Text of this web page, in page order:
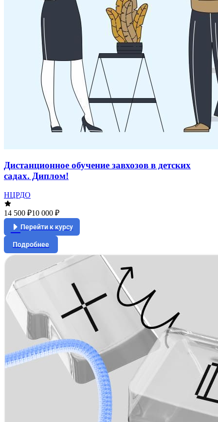
Дистанционное обучение завхозов в детских
садах. Диплом!
НЦРДО
14 500 ₽10 000 ₽
Перейти к курсу
Подробнее